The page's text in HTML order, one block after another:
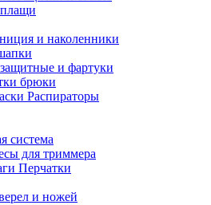
и наколенники
и фартуки
брюки
Распираторы
система
для триммера
Перчатки
и ножей